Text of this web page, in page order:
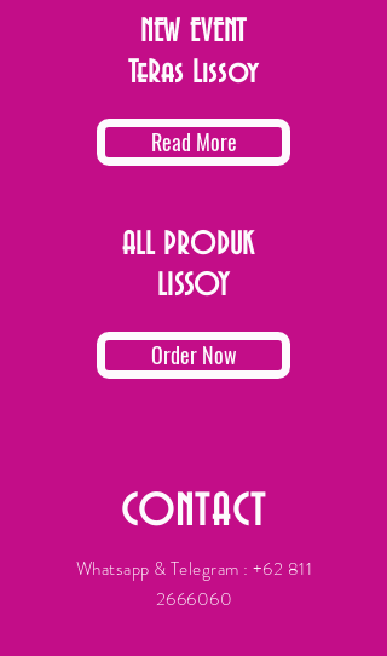
NEW EVENT
TeRas Lissoy
Read More
ALL PRODUK
LISSOY
Order Now
CONTACT
Whatsapp & Telegram : +62 811
2666060